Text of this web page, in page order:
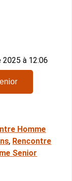
2025 à 12:06
Homme
, Rencontre
Senior